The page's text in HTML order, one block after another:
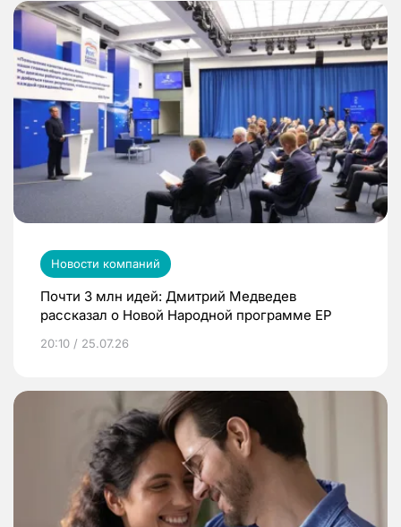
Новости компаний
Почти 3 млн идей: Дмитрий Медведев
рассказал о Новой Народной программе ЕР
20:10 / 25.07.26